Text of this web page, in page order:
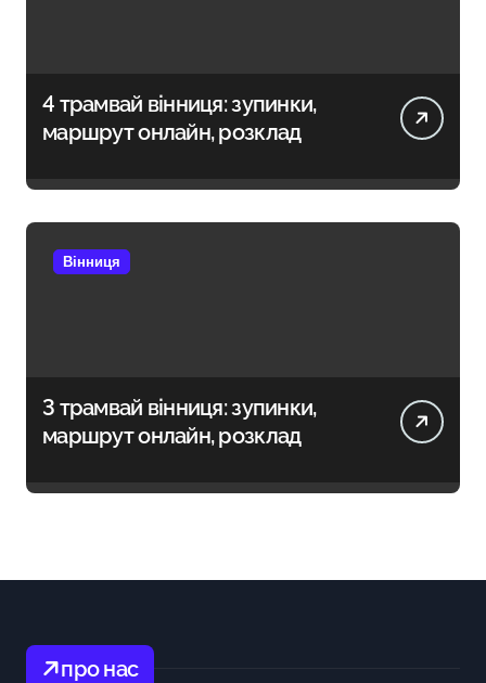
4 трамвай вінниця: зупинки,
маршрут онлайн, розклад
Вінниця
3 трамвай вінниця: зупинки,
маршрут онлайн, розклад
про нас